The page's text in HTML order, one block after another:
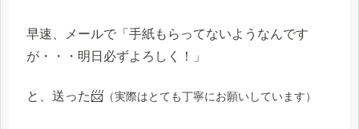
早速、メールで「手紙もらってないようなんです
が・・・明日必ずよろしく！」
と、送った📨 （実際はとても丁寧にお願いしています）